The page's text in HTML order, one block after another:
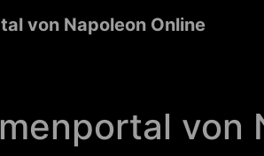
von Napoleon Online
von